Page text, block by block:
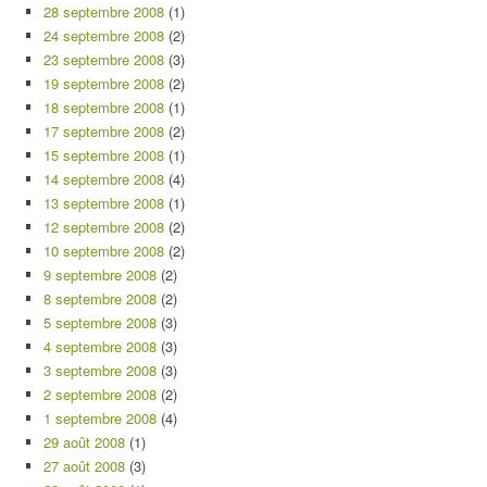
28 septembre 2008 (1)
24 septembre 2008 (2)
23 septembre 2008 (3)
19 septembre 2008 (2)
18 septembre 2008 (1)
17 septembre 2008 (2)
15 septembre 2008 (1)
14 septembre 2008 (4)
13 septembre 2008 (1)
12 septembre 2008 (2)
10 septembre 2008 (2)
9 septembre 2008 (2)
8 septembre 2008 (2)
5 septembre 2008 (3)
4 septembre 2008 (3)
3 septembre 2008 (3)
2 septembre 2008 (2)
1 septembre 2008 (4)
29 août 2008 (1)
27 août 2008 (3)